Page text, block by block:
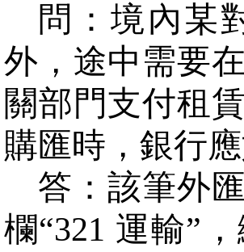
問：境內某
外，途中需要
關部門支付租
購匯時，銀行
答：該筆外
欄“321 運輸”